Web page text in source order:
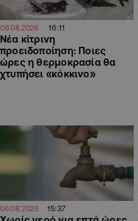
06.08.2026 16:11
Νέα κίτρινη
προειδοποίηση: Ποιες
ώρες η θερμοκρασία θα
χτυπήσει «κόκκινο»
06.08.2026 15:37